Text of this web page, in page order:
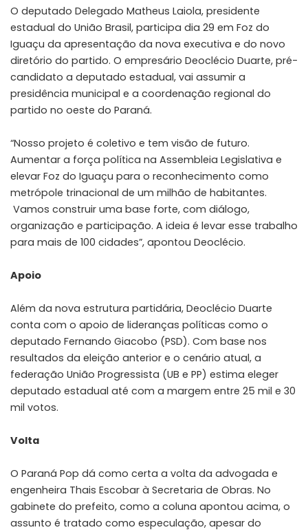
O deputado Delegado Matheus Laiola, presidente
estadual do União Brasil, participa dia 29 em Foz do
Iguaçu da apresentação da nova executiva e do novo
diretório do partido. O empresário Deoclécio Duarte, pré-
candidato a deputado estadual, vai assumir a
presidência municipal e a coordenação regional do
partido no oeste do Paraná.
“Nosso projeto é coletivo e tem visão de futuro.
Aumentar a força política na Assembleia Legislativa e
elevar Foz do Iguaçu para o reconhecimento como
metrópole trinacional de um milhão de habitantes.
Vamos construir uma base forte, com diálogo,
organização e participação. A ideia é levar esse trabalho
para mais de 100 cidades”, apontou Deoclécio.
Apoio
Além da nova estrutura partidária, Deoclécio Duarte
conta com o apoio de lideranças políticas como o
deputado Fernando Giacobo (PSD). Com base nos
resultados da eleição anterior e o cenário atual, a
federação União Progressista (UB e PP) estima eleger
deputado estadual até com a margem entre 25 mil e 30
mil votos.
Volta
O Paraná Pop dá como certa a volta da advogada e
engenheira Thais Escobar à Secretaria de Obras. No
gabinete do prefeito, como a coluna apontou acima, o
assunto é tratado como especulação, apesar do